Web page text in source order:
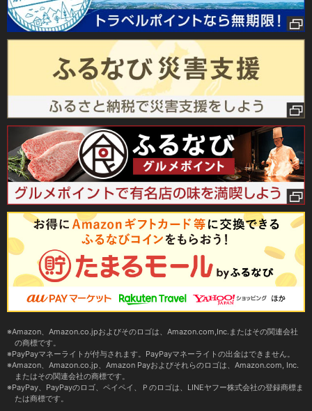
Amazon、Amazon.co.jpおよびそのロゴは、Amazon.com,Inc.またはその関連会社
の商標です。
PayPayマネーライトが付与されます。PayPayマネーライトの出金はできません。
Amazon、Amazon.co.jp、Amazon Payおよびそれらのロゴは、Amazon.com, Inc.
またはその関連会社の商標です。
PayPay、PayPayのロゴ、ペイペイ、Ｐのロゴは、LINEヤフー株式会社の登録商標ま
たは商標です。